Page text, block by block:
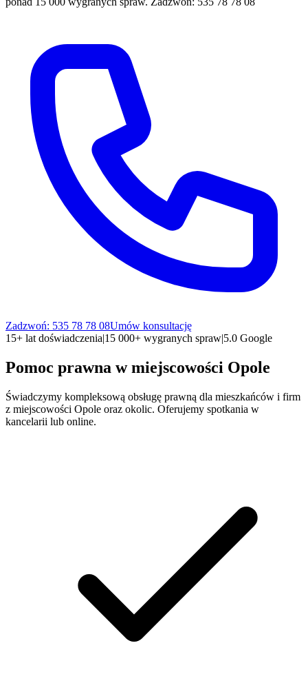
Zadzwoń: 535 78 78 08Umów konsultację
15+ lat doświadczenia|15 000+ wygranych spraw|5.0 Google
Pomoc prawna w miejscowości Opole
Świadczymy kompleksową obsługę prawną dla mieszkańców i firm
z miejscowości Opole oraz okolic. Oferujemy spotkania w
kancelarii lub online.